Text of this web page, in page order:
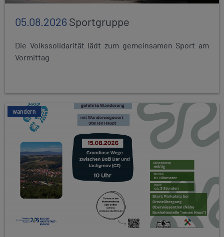
05.08.2026Sportgruppe
Die Volkssolidarität lädt zum gemeinsamen Sport am
Vormittag
wandern